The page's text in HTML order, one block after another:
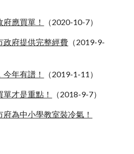
應買單！ （2020-10-7）
政府提供完整經費 （2019-9-
年有譜！ （2019-1-11 ）
才是重點！ （2018-9-7）
為中小學教室裝冷氣！